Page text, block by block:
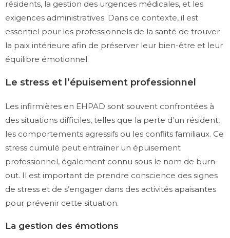
résidents, la gestion des urgences médicales, et les
exigences administratives. Dans ce contexte, il est
essentiel pour les professionnels de la santé de trouver
la paix intérieure afin de préserver leur bien-être et leur
équilibre émotionnel.
Le stress et l’épuisement professionnel
Les infirmières en EHPAD sont souvent confrontées à
des situations difficiles, telles que la perte d’un résident,
les comportements agressifs ou les conflits familiaux. Ce
stress cumulé peut entraîner un épuisement
professionnel, également connu sous le nom de burn-
out. Il est important de prendre conscience des signes
de stress et de s’engager dans des activités apaisantes
pour prévenir cette situation.
La gestion des émotions